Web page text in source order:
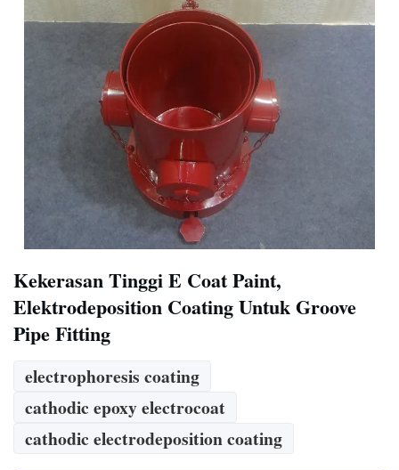
Kekerasan Tinggi E Coat Paint,
Elektrodeposition Coating Untuk Groove
Pipe Fitting
electrophoresis coating
cathodic epoxy electrocoat
cathodic electrodeposition coating